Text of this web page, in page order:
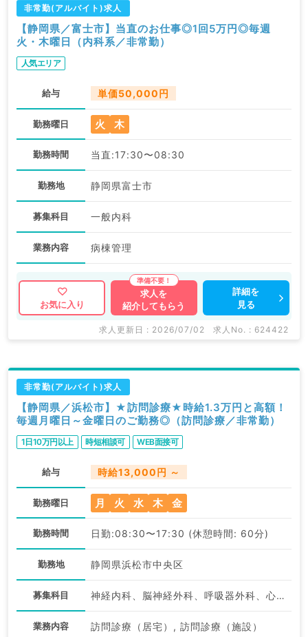
非常勤(アルバイト)求人
【静岡県／富士市】当直のお仕事◎1回5万円◎毎週
火・木曜日（内科系／非常勤）
人気エリア
給与 単価50,000円
勤務曜日 火 木
勤務時間 当直:17:30〜08:30
勤務地 静岡県富士市
募集科目 一般内科
業務内容 病棟管理
お気に入り
求人を
紹介してもらう
詳細を
見る
求人更新日 : 2026/07/02 求人No. : 624422
非常勤(アルバイト)求人
【静岡県／浜松市】★訪問診療★時給1.3万円と高額！
毎週月曜日～金曜日のご勤務◎（訪問診療／非常勤）
1日10万円以上 時短相談可 WEB面接可
給与 時給13,000円 ～
勤務曜日 月 火 水 木 金
勤務時間 日勤:08:30〜17:30 (休憩時間: 60分)
勤務地 静岡県浜松市中央区
募集科目 神経内科、脳神経外科、呼吸器外科、心臓血管外科、一般内科、循環器内科、呼吸器内科、消化器内科、腎臓内科、老年内科、外科系全般、一般外科、消化器外科
業務内容 訪問診療（居宅）, 訪問診療（施設）